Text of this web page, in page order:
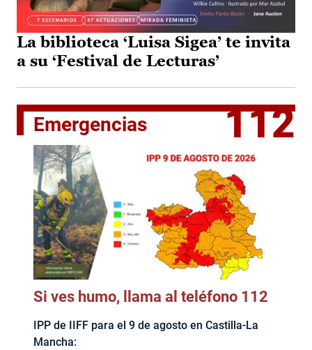
La biblioteca ‘Luisa Sigea’ te invita
a su ‘Festival de Lecturas’
Emergencias 112
Si ves humo, llama al teléfono 112
IPP de IIFF para el 9 de agosto en Castilla-La
Mancha: